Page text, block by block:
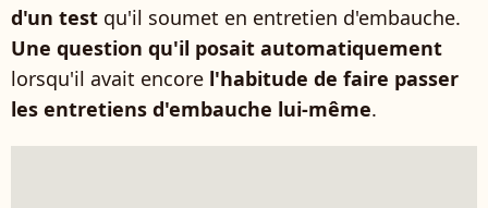
d'un test qu'il soumet en entretien d'embauche.
Une question qu'il posait automatiquement
lorsqu'il avait encore l'habitude de faire passer
les entretiens d'embauche lui-même.